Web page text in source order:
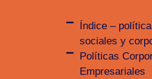
Índice –
sociales y
Políticas
Empresariales